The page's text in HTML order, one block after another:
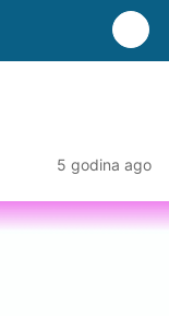
5 godina ago